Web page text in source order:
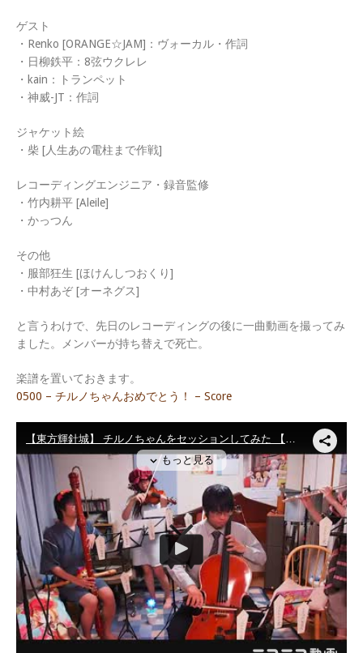
ゲスト
・Renko [ORANGE☆JAM]：ヴォーカル・作詞
・日柳鉄平：8弦ウクレレ
・kain：トランペット
・神威-JT：作詞
ジャケット絵
・柴 [人生あの電柱まで作戦]
レコーディングエンジニア・録音監修
・竹内耕平 [Aleile]
・かっつん
その他
・服部狂生 [ほけんしつおくり]
・中村あぞ [オーネグス]
と言うわけで、先日のレコーディングの後に一曲動画を撮ってみ
ました。メンバーが持ち替えで死亡。
楽譜を置いておきます。
0500 – チルノちゃんおめでとう！ – Score